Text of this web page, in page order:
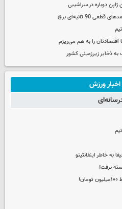
دوباره در سراشیبی
90 ثانیه‌ای برق
را به هم می‌ریزم
ورزش
خاطر اینفانتینو
نرفت!